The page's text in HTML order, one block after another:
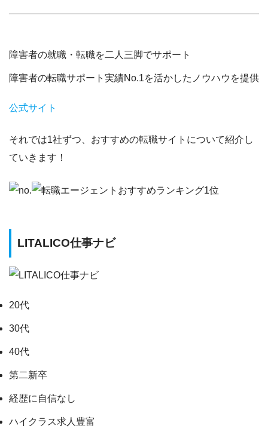
障害者の就職・転職を二人三脚でサポート
障害者の転職サポート実績No.1を活かしたノウハウを提供
公式サイト
それでは1社ずつ、おすすめの転職サイトについて紹介し
ていきます！
LITALICO仕事ナビ
20代
30代
40代
第二新卒
経歴に自信なし
ハイクラス求人豊富